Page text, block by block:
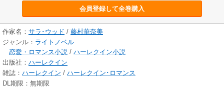
会員登録して全巻購入
作家名： サラ･ウッド / 藤村華奈美
ジャンル： ライトノベル
恋愛・ロマンス小説 / ハーレクイン小説
出版社： ハーレクイン
雑誌： ハーレクイン / ハーレクイン･ロマンス
DL期限：無期限